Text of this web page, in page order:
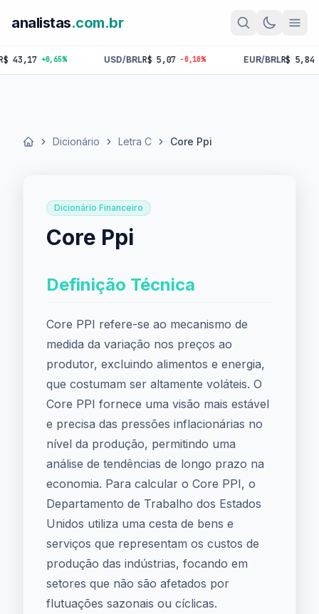
analistas.com.br
+0,65% USD/BRLR$ 5,07 -0,10% EUR/BRLR$ 5,84 -
Início Dicionário Letra C Core Ppi
Dicionário Financeiro
Core Ppi
Definição Técnica
Core PPI refere-se ao mecanismo de
medida da variação nos preços ao
produtor, excluindo alimentos e energia,
que costumam ser altamente voláteis. O
Core PPI fornece uma visão mais estável
e precisa das pressões inflacionárias no
nível da produção, permitindo uma
análise de tendências de longo prazo na
economia. Para calcular o Core PPI, o
Departamento de Trabalho dos Estados
Unidos utiliza uma cesta de bens e
serviços que representam os custos de
produção das indústrias, focando em
setores que não são afetados por
flutuações sazonais ou cíclicas.